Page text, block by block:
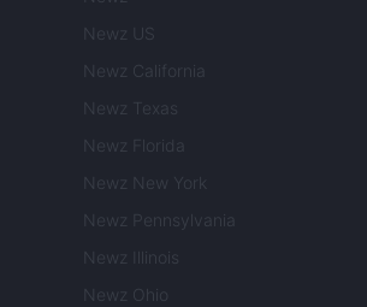
Newz US
Newz California
Newz Texas
Newz Florida
Newz New York
Newz Pennsylvania
Newz Illinois
Newz Ohio